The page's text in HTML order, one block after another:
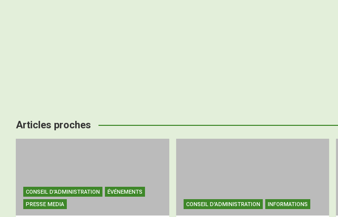
Articles proches
CONSEIL D'ADMINISTRATION
ÉVÉNEMENTS
PRESSE MEDIA
CONSEIL D'ADMINISTRATION INFORMATIONS